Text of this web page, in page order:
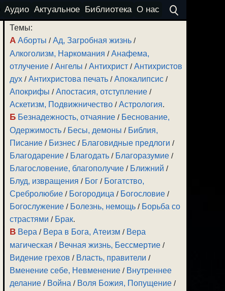
Аудио Актуальное Библиотека О нас
Темы:
А Аборты /Ад, Загробная жизнь /
Алкоголизм, Наркомания /Анафема,
отлучение /Ангелы /Антихрист /Антихристов
дух /Антихристова печать /Апокалипсис /
Апокрифы /Апостасия, отступление /
Аскетизм, Подвижничество /Астрология.
Б Безнадежность, отчаяние / Беснование,
Одержимость / Бесы, демоны / Библия,
Писание / Бизнес / Благовидные предлоги /
Благодарение / Благодать / Благоразумие /
Благословение, благополучие / Ближний /
Блуд, извращения / Бог / Богатство,
Сребролюбие / Богородица / Богословие /
Богослужение / Болезнь, немощь / Борьба со
страстями / Брак.
В Вера / Вера в Бога, Атеизм / Вера
магическая / Вечная жизнь, Бессмертие /
Видение грехов / Власть, правители /
Вменение себе, Невменение / Внутреннее
делание / Война / Воля Божия, Попущение /